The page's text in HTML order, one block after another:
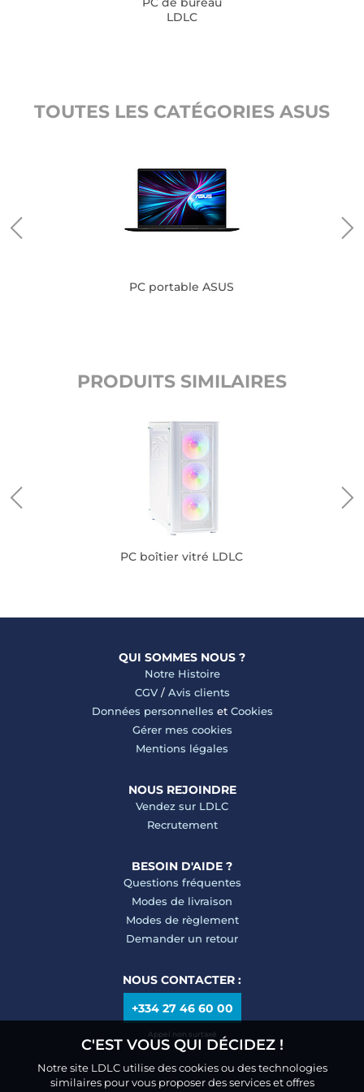
LDLC
TOUTES LES CATÉGORIES ASUS
PC portable ASUS
PRODUITS SIMILAIRES
PC boîtier vitré LDLC
QUI SOMMES NOUS ?
Notre Histoire
CGV/ Avis clients
Données personnelles et Cookies
Gérer mes cookies
Mentions légales
NOUS REJOINDRE
Vendez sur LDLC
Recrutement
BESOIN D'AIDE ?
Questions fréquentes
Modes de livraison
Modes de règlement
Demander un retour
NOUS CONTACTER :
+334 27 46 60 00
Appel non surtaxé
C'EST VOUS QUI DÉCIDEZ !
Notre site LDLC utilise des cookies ou des technologies
similaires pour vous proposer des services et offres